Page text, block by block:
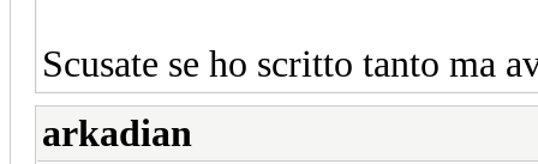
Scusate se ho scritto tanto ma
arkadian